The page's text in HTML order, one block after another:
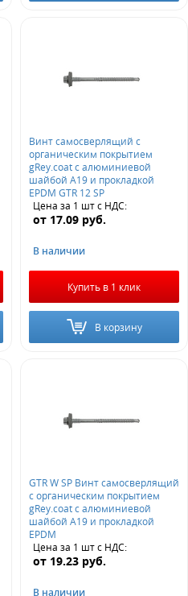
Винт самосверлящий с
органическим покрытием
gRey.coat с алюминиевой
шайбой А19 и прокладкой
EPDM GTR 12 SP
Цена за 1 штс НДС:
от 17.09 руб.
В наличии
Купить в 1 клик
В корзину
GTR W SP Винт самосверлящий
с органическим покрытием
gRey.coat с алюминиевой
шайбой А19 и прокладкой
EPDM
Цена за 1 штс НДС:
от 19.23 руб.
В наличии